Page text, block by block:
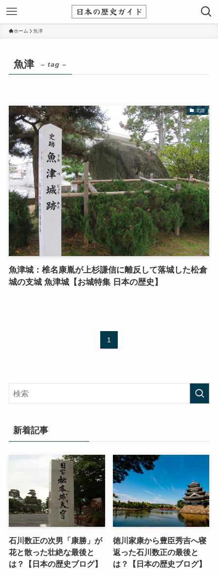
ホーム 魚津
魚津 – tag –
北陸
魚津城：椎名康胤が上杉謙信に離反して落城した松倉
城の支城 魚津城【お城特集 日本の歴史】
1
新着記事
石川数正の次男「康勝」が
花と散った壮絶な最後と
は？【日本の歴史ブログ】
徳川家康から豊臣秀吉へ寝
返った石川数正の最後と
は？【日本の歴史ブログ】